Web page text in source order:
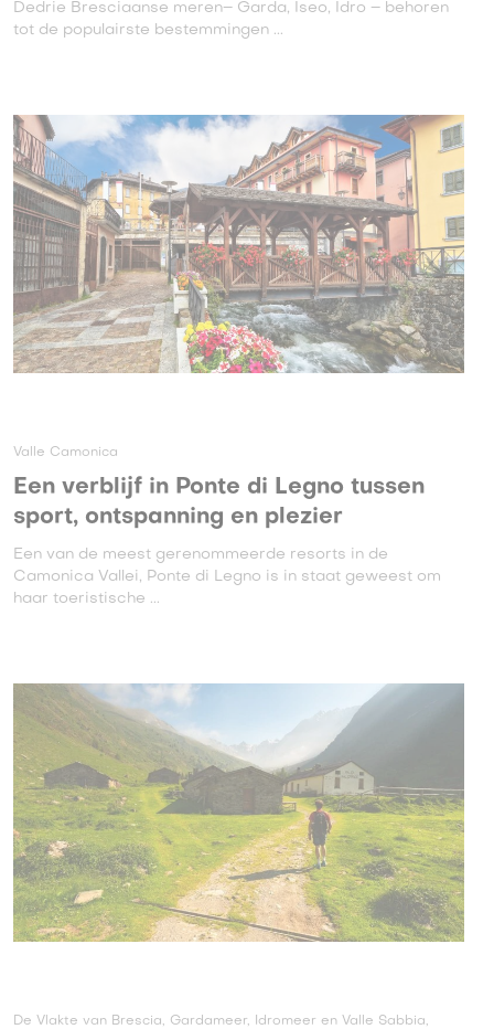
Dedrie Bresciaanse meren– Garda, Iseo, Idro – behoren
tot de populairste bestemmingen ...
Valle Camonica
Een verblijf in Ponte di Legno tussen
sport, ontspanning en plezier
Een van de meest gerenommeerde resorts in de
Camonica Vallei, Ponte di Legno is in staat geweest om
haar toeristische ...
De Vlakte van Brescia, Gardameer, Idromeer en Valle Sabbia,